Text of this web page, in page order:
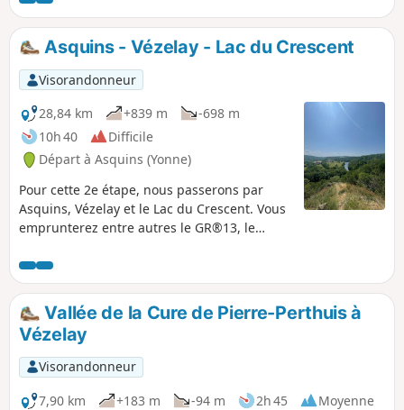
Vézelay. Profitez-en pour visiter le village médiéval de
Vézelay, sa basilique, ses remparts.
Asquins - Vézelay - Lac du Crescent
Visorandonneur
28,84 km
+839 m
-698 m
10h 40
Difficile
Départ à Asquins (Yonne)
Pour cette 2e étape, nous passerons par
Asquins, Vézelay et le Lac du Crescent. Vous
emprunterez entre autres le GR®13, le
Morvan. Vous traverserez des paysages
pittoresques, des villages médiévaux et des
collines verdoyantes. Imprégnez-vous de
l'atmosphère spirituelle de Vézelay et
contemplez les vues panoramiques sur la
vallée de la Cure. Enfin, atteignez le Lac du
Crescent, où vous pourrez vous ressourcer
au milieu d'une nature préservée.
Vallée de la Cure de Pierre-Perthuis à
Vézelay
Visorandonneur
7,90 km
+183 m -94 m 2h 45
Moyenne